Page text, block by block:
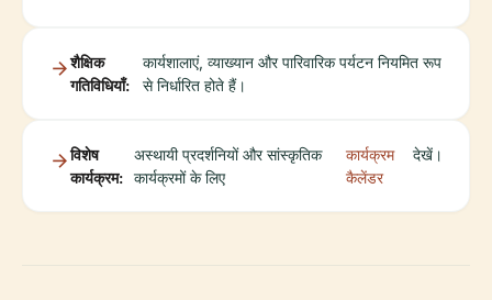
शैक्षिक
गतिविधियाँ:
कार्यशालाएं, व्याख्यान और पारिवारिक पर्यटन नियमित रूप
से निर्धारित होते हैं।
विशेष
कार्यक्रम:
अस्थायी प्रदर्शनियों और सांस्कृतिक
कार्यक्रमों के लिए
कार्यक्रम
कैलेंडर
देखें।